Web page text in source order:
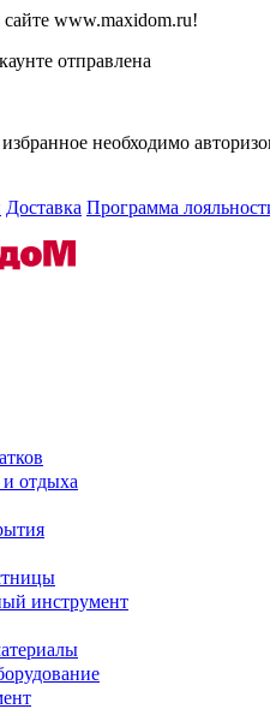
www.maxidom.ru!
отправлена
необходимо
Доставка Программа
и отдыха
инструмент